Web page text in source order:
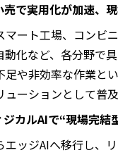
で実用化が加速、
マート工場、コンビ
動化など、各分野で
足や非効率な作業と
ーションとして普及
カルAIで“現場完結
エッジAIへ移行し、